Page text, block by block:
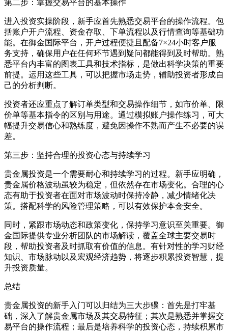
第二步：掌握交易平台的基本操作
进入投资实操阶段，新手应首先熟悉交易平台的操作流程。包
括账户开户流程、资金存取、下单流程以及行情查询等基础功
能。在御金国际平台，开户过程便捷且配备7×24小时客户服
务支持，确保用户在任何环节遇到疑问都能得到及时帮助。熟
悉平台内丰富的图表工具和技术指标，是做出科学决策的重要
前提。运用这些工具，可以把握市场走势，辅助投资者形成自
己的分析判断。
投资者还应重点了解订单类型和交易操作细节，如市价单、限
价单等基本指令的区别与用途。通过模拟账户操作练习，可大
幅提升交易信心和熟练度，避免因操作不熟而产生不必要的误
差。
第三步：坚持合理的投资心态与持续学习
贵金属投资是一个需要耐心和持续学习的过程。新手应明确，
贵金属价格波动虽较为稳定，但依然存在市场变化。合理的心
态有助于投资者在面对市场波动时保持冷静，减少情绪化决
策。搭配科学的风险管理策略，可以有效保护本金安全。
同时，紧跟市场动态和政策变化，保持学习意识至关重要。御
金国际提供专业分析团队的市场解读，覆盖全球主要交易时
段，帮助投资者及时抓取有价值的信息。有针对性的学习财经
知识、市场脉动以及宏观经济趋势，将逐步积累投资智慧，提
升投资质量。
总结
贵金属投资的新手入门可以归结为三大步骤：首先是打牢基
础，深入了解贵金属市场及其交易特征；其次是熟悉并掌握交
易平台的操作流程；最后是培养科学的投资心态，持续积累市